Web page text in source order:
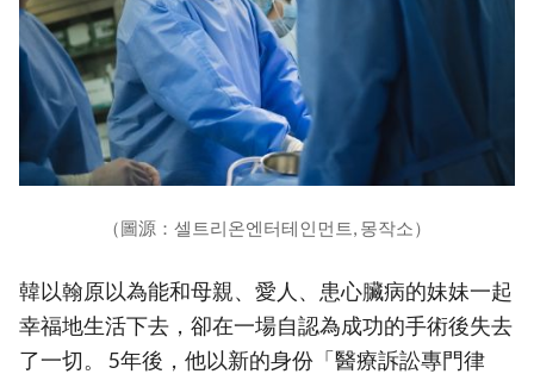
（圖源：셀트리온엔터테인먼트, 몽작소）
韓以翰原以為能和母親、愛人、患心臟病的妹妹一起
幸福地生活下去，卻在一場自認為成功的手術後失去
了一切。 5年後，他以新的身份「醫療訴訟專門律